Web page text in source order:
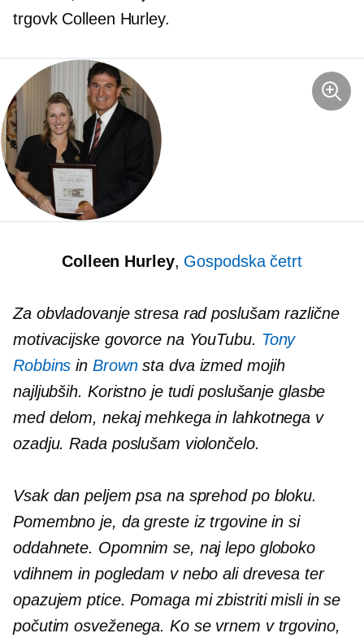
trgovk Colleen Hurley.
Colleen Hurley, Gospodska četrt
Za obvladovanje stresa rad poslušam različne
motivacijske govorce na YouTubu. Tony
Robbins in Brownsta dva izmed mojih
najljubših. Koristno je tudi poslušanje glasbe
med delom, nekaj mehkega in lahkotnega v
ozadju. Rada poslušam violončelo.
Vsak dan peljem psa na sprehod po bloku.
Pomembno je, da greste iz trgovine in si
oddahnete. Opomnim se, naj lepo globoko
vdihnem in pogledam v nebo ali drevesa ter
opazujem ptice. Pomaga mi zbistriti misli in se
počutim osveženega. Ko se vrnem v trgovino,